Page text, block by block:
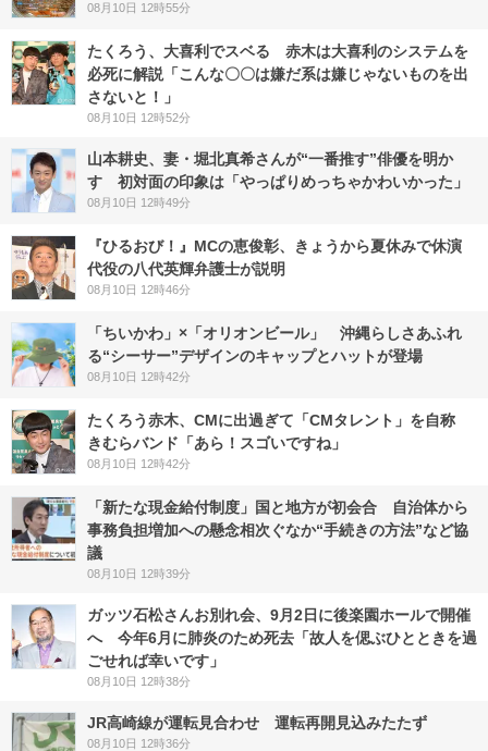
08月10日 12時55分
たくろう、大喜利でスベる 赤木は大喜利のシステムを
必死に解説「こんな〇〇は嫌だ系は嫌じゃないものを出
さないと！」
08月10日 12時52分
山本耕史、妻・堀北真希さんが“一番推す”俳優を明か
す 初対面の印象は「やっぱりめっちゃかわいかった」
08月10日 12時49分
『ひるおび！』MCの恵俊彰、きょうから夏休みで休演
代役の八代英輝弁護士が説明
08月10日 12時46分
「ちいかわ」×「オリオンビール」 沖縄らしさあふれ
る“シーサー”デザインのキャップとハットが登場
08月10日 12時42分
たくろう赤木、CMに出過ぎて「CMタレント」を自称
きむらバンド「あら！スゴいですね」
08月10日 12時42分
「新たな現金給付制度」国と地方が初会合 自治体から
事務負担増加への懸念相次ぐなか“手続きの方法”など協
議
08月10日 12時39分
ガッツ石松さんお別れ会、9月2日に後楽園ホールで開催
へ 今年6月に肺炎のため死去「故人を偲ぶひとときを過
ごせれば幸いです」
08月10日 12時38分
JR高崎線が運転見合わせ 運転再開見込みたたず
08月10日 12時36分